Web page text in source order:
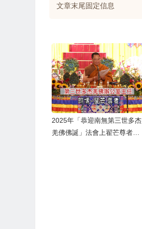
文章末尾固定信息
2025年「恭迎南無第三世多杰
羌佛佛誕」法會上翟芒尊者的